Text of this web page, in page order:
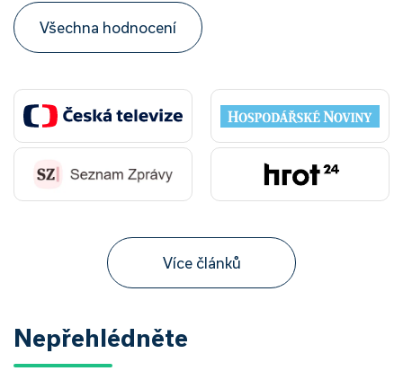
Všechna hodnocení
Více článků
Nepřehlédněte